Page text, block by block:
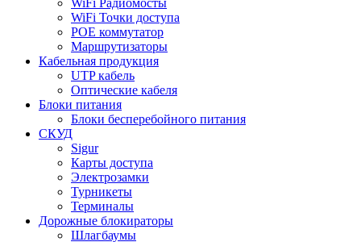
WiFi Точки доступа
POE коммутатор
Маршрутизаторы
Кабельная продукция
UTP кабель
Оптические кабеля
Блоки питания
Блоки бесперебойного питания
СКУД
Sigur
Карты доступа
Электрозамки
Турникеты
Терминалы
Дорожные блокираторы
Шлагбаумы